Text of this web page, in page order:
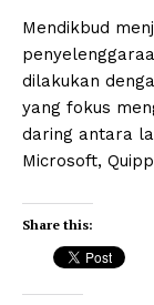
Mendikbud
dilakukan
yang fokus
daring antara
Microsoft,
Share this: